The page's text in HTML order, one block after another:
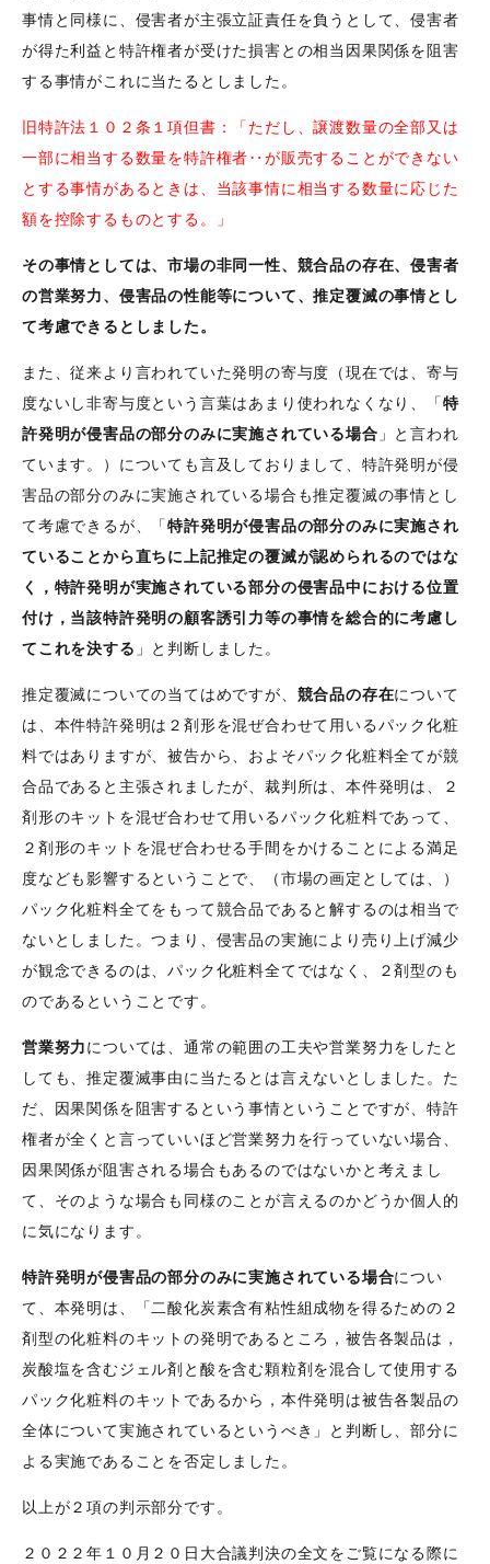
事情と同様に、侵害者が主張立証責任を負うとして、侵害者
が得た利益と特許権者が受けた損害との相当因果関係を阻害
する事情がこれに当たるとしました。
旧特許法１０２条１項但書：「ただし、譲渡数量の全部又は
一部に相当する数量を特許権者‥が販売することができない
とする事情があるときは、当該事情に相当する数量に応じた
額を控除するものとする。」
その事情としては、市場の非同一性、競合品の存在、侵害者
の営業努力、侵害品の性能等について、推定覆滅の事情とし
て考慮できるとしました。
また、従来より言われていた発明の寄与度（現在では、寄与
度ないし非寄与度という言葉はあまり使われなくなり、「特
許発明が侵害品の部分のみに実施されている場合 」と言われ
ています。）についても言及しておりまして、特許発明が侵
害品の部分のみに実施されている場合も推定覆滅の事情とし
て考慮できるが、「特許発明が侵害品の部分のみに実施され
ていることから直ちに上記推定の覆滅が認められるのではな
く，特許発明が実施されている部分の侵害品中における位置
付け，当該特許発明の顧客誘引力等の事情を総合的に考慮し
てこれを決する 」と判断しました。
推定覆滅についての当てはめですが、 競合品の存在について
は、本件特許発明は２剤形を混ぜ合わせて用いるパック化粧
料ではありますが、被告から、およそパック化粧料全てが競
合品であると主張されましたが、裁判所は、本件発明は、２
剤形のキットを混ぜ合わせて用いるパック化粧料であって、
２剤形のキットを混ぜ合わせる手間をかけることによる満足
度なども影響するということで、（市場の画定としては、）
パック化粧料全てをもって競合品であると解するのは相当で
ないとしました。つまり、侵害品の実施により売り上げ減少
が観念できるのは、パック化粧料全てではなく、２剤型のも
のであるということです。
営業努力については、通常の範囲の工夫や営業努力をしたと
しても、推定覆滅事由に当たるとは言えないとしました。た
だ、因果関係を阻害するという事情ということですが、特許
権者が全くと言っていいほど営業努力を行っていない場合、
因果関係が阻害される場合もあるのではないかと考えまし
て、そのような場合も同様のことが言えるのかどうか個人的
に気になります。
特許発明が侵害品の部分のみに実施されている場合につい
て、本発明は、「二酸化炭素含有粘性組成物を得るための２
剤型の化粧料のキットの発明であるところ，被告各製品は，
炭酸塩を含むジェル剤と酸を含む顆粒剤を混合して使用する
パック化粧料のキットであるから，本件発明は被告各製品の
全体について実施されているというべき」と判断し、部分に
よる実施であることを否定しました。
以上が２項の判示部分です。
２０２２年１０月２０日大合議判決の全文をご覧になる際に